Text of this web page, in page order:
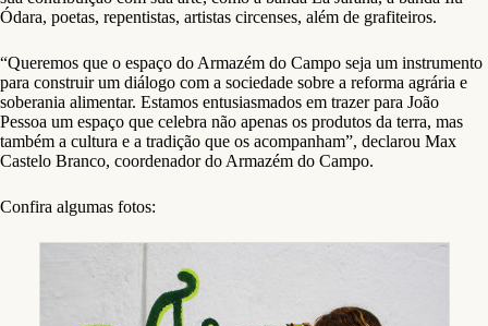
Ódara, poetas, repentistas, artistas circenses, além de grafiteiros.
“Queremos que o espaço do Armazém do Campo seja um instrumento
para construir um diálogo com a sociedade sobre a reforma agrária e
soberania alimentar. Estamos entusiasmados em trazer para João
Pessoa um espaço que celebra não apenas os produtos da terra, mas
também a cultura e a tradição que os acompanham”, declarou Max
Castelo Branco, coordenador do Armazém do Campo.
Confira algumas fotos: